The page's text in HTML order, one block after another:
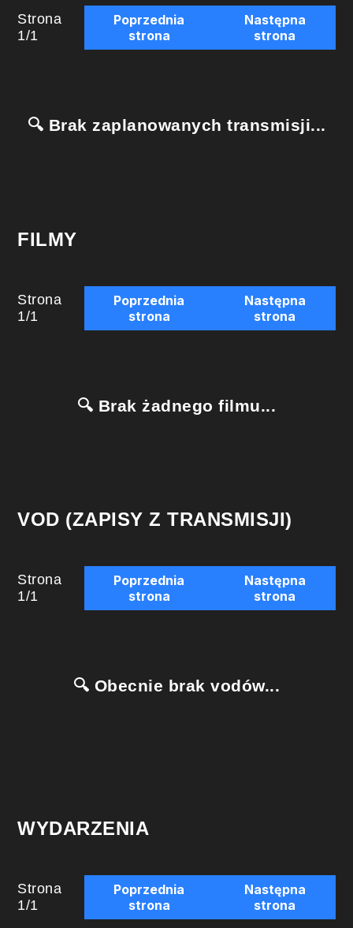
Strona
1/1
Poprzednia
strona
Następna
strona
🔍 Brak zaplanowanych transmisji...
FILMY
Strona
1/1
Poprzednia
strona
Następna
strona
🔍 Brak żadnego filmu...
VOD (ZAPISY Z TRANSMISJI)
Strona
1/1
Poprzednia
strona
Następna
strona
🔍 Obecnie brak vodów...
WYDARZENIA
Strona
1/1
Poprzednia
strona
Następna
strona